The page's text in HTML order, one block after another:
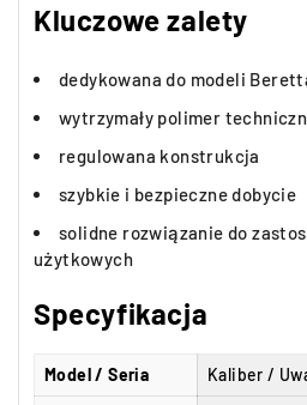
Kluczowe zalety
dedykowana do modeli
wytrzymały polimer
regulowana konstrukcja
szybkie i bezpieczne dobycie
solidne rozwiązanie do
użytkowych
Specyfikacja
Model / Seria Kaliber /